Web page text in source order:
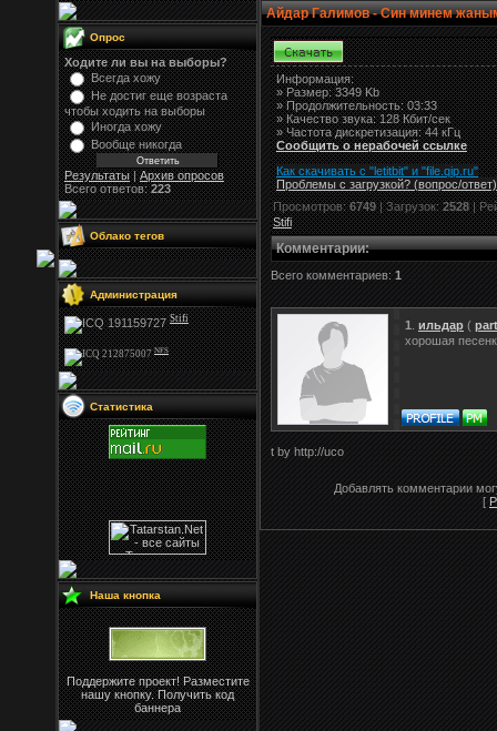
Опрос
Ходите ли вы на выборы?
Всегда хожу
Не достиг еще возраста
чтобы ходить на выборы
Иногда хожу
Вообще никогда
Результаты|Архив опросов
Всего ответов:223
Облако тегов
Администрация
Stifi
NFS
Статистика
Наша кнопка
Поддержите проект! Разместите
нашу кнопку. Получить код
баннера
Айдар Галимов - Син минем
Информация:
»Размер:3349 Kb
» Продолжительность: 03:33
» Качество звука: 128 Кбит/сек
» Частота дискретизация: 44 кГц
Сообщить о нерабочей ссылке
Как скачивать с "letitbit" и "file.qip.ru"
Проблемы с загрузкой? (вопрос/ответ)
Просмотров:6749| Загрузок:2528|
Stifi
Комментарии:
Всего комментариев: 1
1 ильдар (
хорошая
t by http://uco
Добавлять комментарии
[